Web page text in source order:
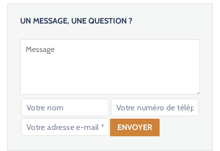
UN MESSAGE, UNE QUESTION ?